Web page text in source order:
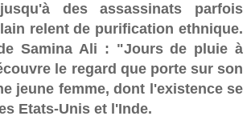
des assassinats parfois
relent de purification ethnique.
Samina Ali : "Jours de pluie à
le regard que porte sur son
jeune femme, dont l'existence se
Etats-Unis et l'Inde.